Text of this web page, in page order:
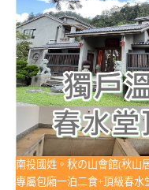
南投國姓。秋の山會館(秋山
專屬包廂一泊二食+頂級春水